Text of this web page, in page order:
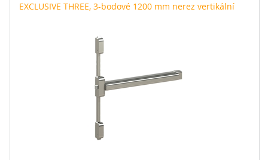
EXCLUSIVE THREE, 3-bodové 1200 mm nerez vertikální